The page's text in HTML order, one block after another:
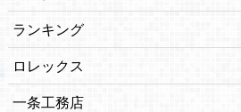
ランキング
ロレックス
一条工務店